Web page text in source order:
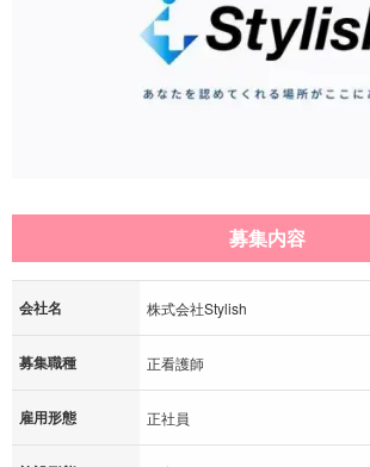
募集内容
会社名 株式会社Stylish
募集職種 正看護師
雇用形態 正社員